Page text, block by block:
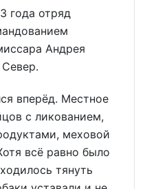
года отряд
Андрея
вперёд. Местное
с ликованием,
меховой
всё равно было
тянуть